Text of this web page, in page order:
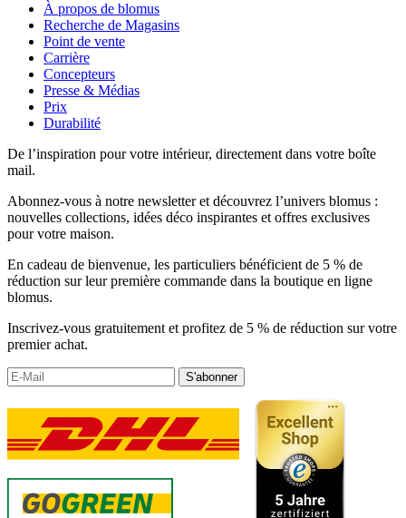
À propos de blomus
Recherche de Magasins
Point de vente
Carrière
Concepteurs
Presse & Médias
Prix
Durabilité
De l’inspiration pour votre intérieur, directement dans votre boîte
mail.
Abonnez-vous à notre newsletter et découvrez l’univers blomus :
nouvelles collections, idées déco inspirantes et offres exclusives
pour votre maison.
En cadeau de bienvenue, les particuliers bénéficient de 5 % de
réduction sur leur première commande dans la boutique en ligne
blomus.
Inscrivez-vous gratuitement et profitez de 5 % de réduction sur votre
premier achat.
S'abonner